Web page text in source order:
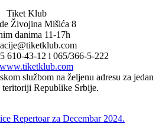
Tiket Klub
Živojina Mišića 8
danima 11-17h
610-43-12 i 065/366-5-222
www.tiketklub.com
službom na željenu adresu za jedan
teritoriji Republike Srbije.
Repertoar za Decembar 2024.